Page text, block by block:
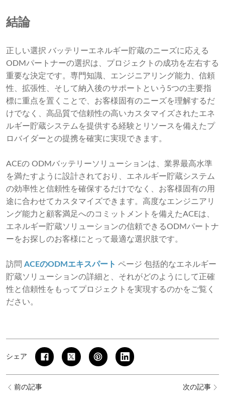
結論
正しい選択 バッテリーエネルギー貯蔵のニーズに応える
ODMパートナーの選択は、プロジェクトの成功を左右する
重要な決定です。専門知識、エンジニアリング能力、信頼
性、拡張性、そして納入後のサポートという5つの主要指
標に重点を置くことで、お客様固有のニーズを理解するだ
けでなく、高品質で信頼性の高いカスタマイズされたエネ
ルギー貯蔵システムを提供する経験とリソースを備えたプ
ロバイダーとの提携を確実に実現できます。
ACEの ODMバッテリーソリューションは、業界最高水準
を満たすように設計されており、エネルギー貯蔵システム
の効率性と信頼性を確保するだけでなく、お客様固有の用
途に合わせてカスタマイズできます。高度なエンジニアリ
ング能力と顧客満足へのコミットメントを備えたACEは、
エネルギー貯蔵ソリューションの信頼できるODMパートナ
ーをお探しのお客様にとって最適な選択肢です。
訪問 ACEのODMエキスパート ページ 包括的なエネルギー
貯蔵ソリューションの詳細と、それがどのようにして正確
性と信頼性をもってプロジェクトを実現するのかをご覧く
ださい。
シェア
前の記事 次の記事